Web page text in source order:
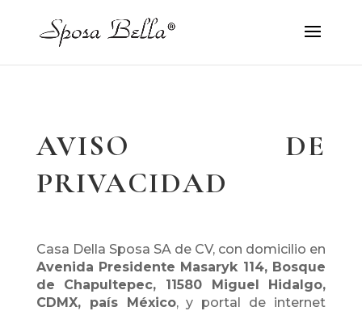
AVISO DE
PRIVACIDAD
Casa Della Sposa SA de CV, con domicilio en
Avenida Presidente Masaryk 114, Bosque
de Chapultepec, 11580 Miguel Hidalgo,
CDMX, país México, y portal de internet